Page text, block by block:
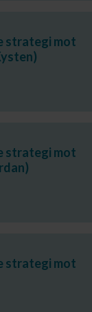
strategi mot
strategi mot
strategi mot